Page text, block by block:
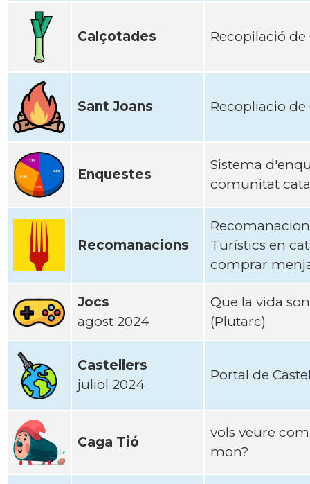
Calçotades Recopilació
Sant Joans Recopliacio
Enquestes
Sistema
comunitat
Recomanacions
Turístics en
comprar
Jocs
agost 2024
Que la vida
(Plutarc)
Castellers
juliol 2024
Portal de
Caga Tió
vols veure
mon?